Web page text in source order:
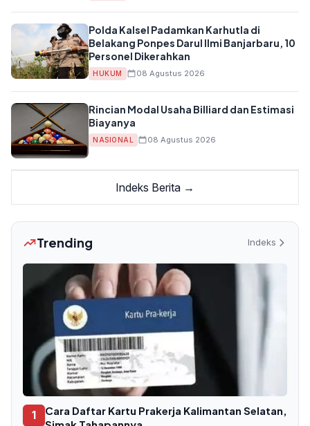
Polda Kalsel Padamkan Karhutla di
Belakang Ponpes Darul Ilmi Banjarbaru, 10
Personel Dikerahkan
HUKUM 08 Agustus 2026
Rincian Modal Usaha Billiard dan Estimasi
Biayanya
NASIONAL 08 Agustus 2026
Indeks Berita →
Trending Indeks
1
Cara Daftar Kartu Prakerja Kalimantan Selatan,